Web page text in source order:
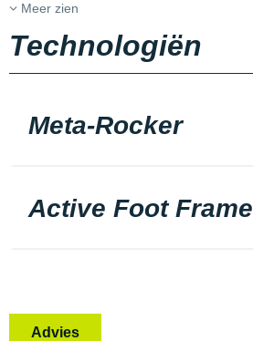
Meer zien
Technologiën
Meta-Rocker
Active Foot Frame
Advies